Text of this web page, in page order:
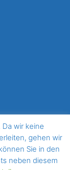
wir keine
gehen wir
Sie in den
neben diesem